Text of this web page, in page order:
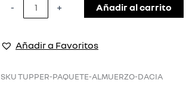
- + Añadir al carrito
Añadir a Favoritos
SKUTUPPER-PAQUETE-ALMUERZO-DACIA